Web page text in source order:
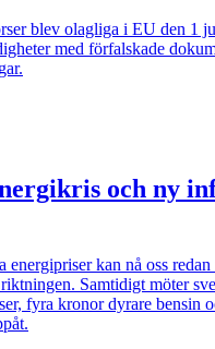
blev olagliga i EU den 1
med förfalskade
och ny
energipriser kan nå oss
Samtidigt möter
fyra kronor dyrare bensin